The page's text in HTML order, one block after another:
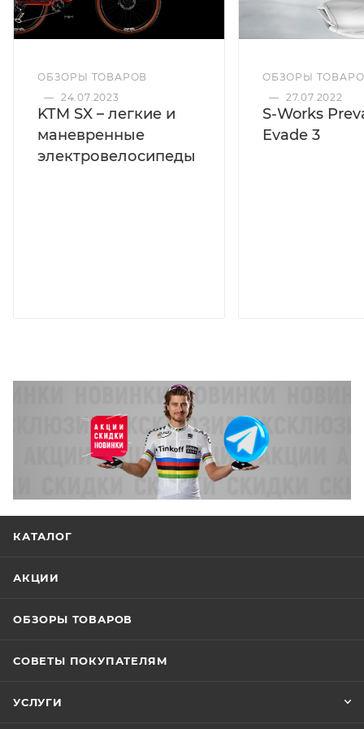
ОБЗОРЫ ТОВАРОВ
— 24.07.2023
KTM SX – легкие и
маневренные
электровелосипеды
ОБЗОРЫ
— 27.07.2022
S-Works
Evade 3
КАТАЛОГ
АКЦИИ
ОБЗОРЫ ТОВАРОВ
СОВЕТЫ ПОКУПАТЕЛЯМ
УСЛУГИ